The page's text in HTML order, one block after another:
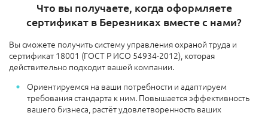
Что вы получаете, когда оформляете
сертификат в Березниках вместе с нами?
Вы сможете получить систему управления охраной труда и
сертификат 18001 (ГОСТ Р ИСО 54934-2012), которая
действительно подходит вашей компании.
Ориентируемся на ваши потребности и адаптируем
требования стандарта к ним. Повышается эффективность
вашего бизнеса, растёт удовлетворенность ваших